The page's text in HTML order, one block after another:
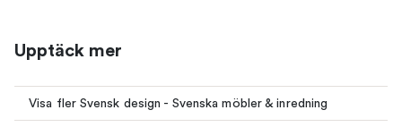
Upptäck mer
Visa fler Svensk design - Svenska möbler & inredning